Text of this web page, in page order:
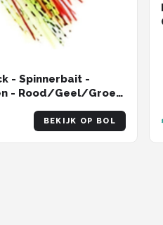
- Spinnerbait -
- Rood/Geel/Groen
BEKIJK OP BOL